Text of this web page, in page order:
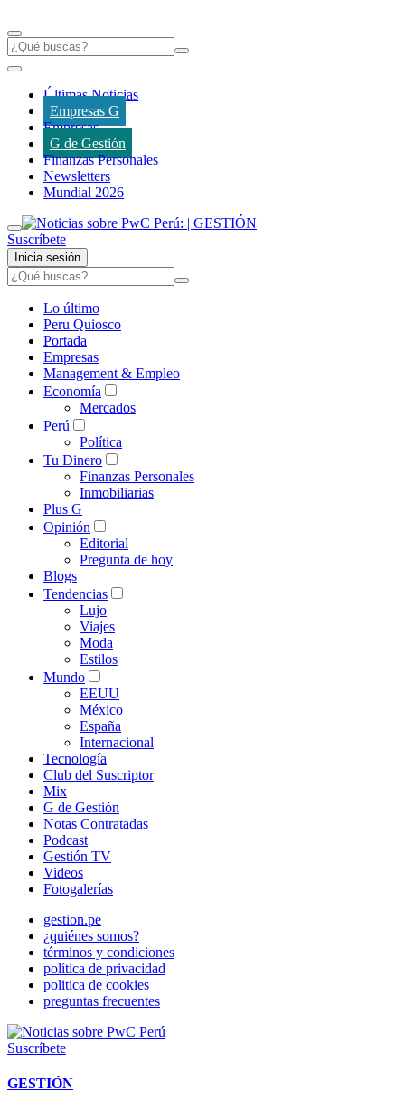
Últimas Noticias
Empresas G
Empresas
G de Gestión
Finanzas Personales
Newsletters
Mundial 2026
Suscríbete
Inicia sesión
Lo último
Peru Quiosco
Portada
Empresas
Management & Empleo
Economía
Mercados
Perú
Política
Tu Dinero
Finanzas Personales
Inmobiliarias
Plus G
Opinión
Editorial
Pregunta de hoy
Blogs
Tendencias
Lujo
Viajes
Moda
Estilos
Mundo
EEUU
México
España
Internacional
Tecnología
Club del Suscriptor
Mix
G de Gestión
Notas Contratadas
Podcast
Gestión TV
Videos
Fotogalerías
gestion.pe
¿quiénes somos?
términos y condiciones
política de privacidad
politica de cookies
preguntas frecuentes
Suscríbete
GESTIÓN